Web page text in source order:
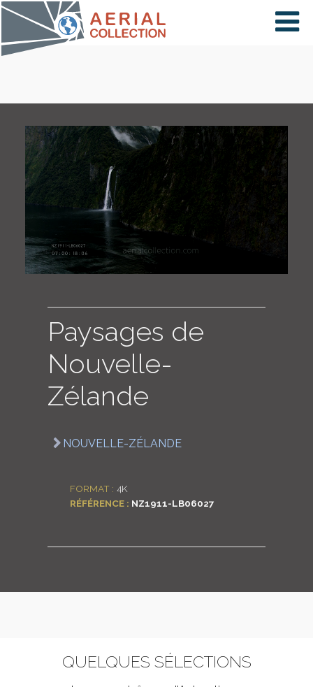
×
PAYS
CARTE
COLLECTIONS
Paysages de
Nouvelle-
Zélande
NOUVELLE-ZÉLANDE
FORMAT : 4K
RÉFÉRENCE : NZ1911-LB06027
QUELQUES SÉLECTIONS